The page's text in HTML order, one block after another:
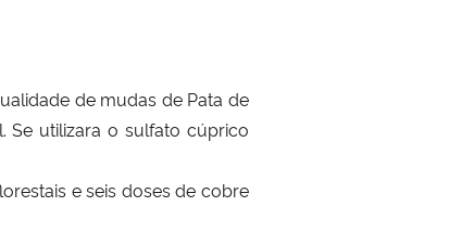
de mudas de Pata de
Se utilizara osulfato cúprico
eseis doses de cobre